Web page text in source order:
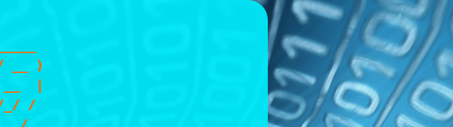
__ )
|
/